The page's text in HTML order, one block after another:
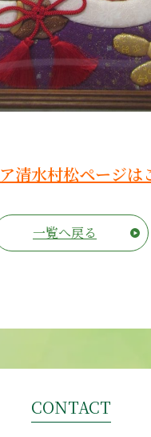
清水村松ページ
一覧へ戻る
CONTACT